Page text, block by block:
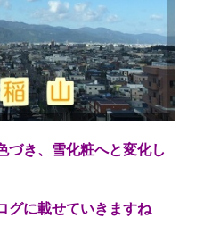
づき、雪化粧へと変化し
グに載せていきますね